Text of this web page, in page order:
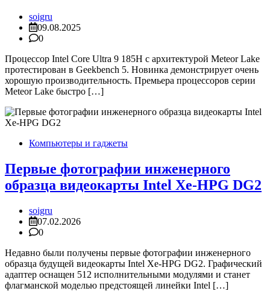
soigru
09.08.2025
0
Процессор Intel Core Ultra 9 185H с архитектурой Meteor Lake
протестирован в Geekbench 5. Новинка демонстрирует очень
хорошую производительность. Премьера процессоров серии
Meteor Lake быстро […]
Компьютеры и гаджеты
Первые фотографии инженерного
образца видеокарты Intel Xe-HPG DG2
soigru
07.02.2026
0
Недавно были получены первые фотографии инженерного
образца будущей видеокарты Intel Xe-HPG DG2. Графический
адаптер оснащен 512 исполнительными модулями и станет
флагманской моделью предстоящей линейки Intel […]